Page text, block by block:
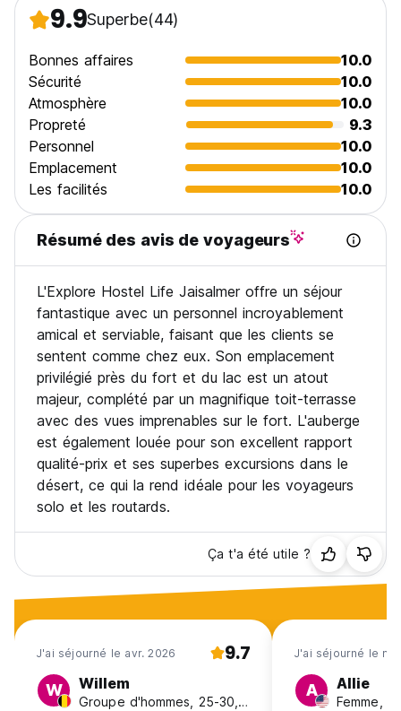
9.9Superbe(44)
Bonnes affaires
10.0
Sécurité
10.0
Atmosphère
10.0
Propreté
9.3
Personnel
10.0
Emplacement
10.0
Les facilités
10.0
Résumé des avis de voyageurs
L'Explore Hostel Life Jaisalmer offre un séjour
fantastique avec un personnel incroyablement
amical et serviable, faisant que les clients se
sentent comme chez eux. Son emplacement
privilégié près du fort et du lac est un atout
majeur, complété par un magnifique toit-terrasse
avec des vues imprenables sur le fort. L'auberge
est également louée pour son excellent rapport
qualité-prix et ses superbes excursions dans le
désert, ce qui la rend idéale pour les voyageurs
solo et les routards.
Ça t'a été utile ?
J'ai séjourné le avr. 2026 9.7
W Willem
Groupe d'hommes, 25-30, Belgium
J'ai séjourné le
A Allie
Femme,